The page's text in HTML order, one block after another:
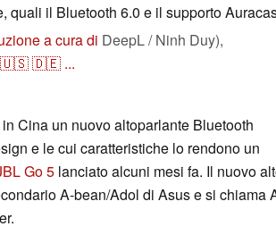
quali il Bluetooth 6.0 e il supporto
a cura di DeepL / Ninh Duy),
🇺🇸🇩🇪 ...
Cina un nuovo altoparlante Bluetooth
e le cui caratteristiche lo rendono un
Go 5 lanciato alcuni mesi fa. Il nuovo
A-bean/Adol di Asus e si chiama